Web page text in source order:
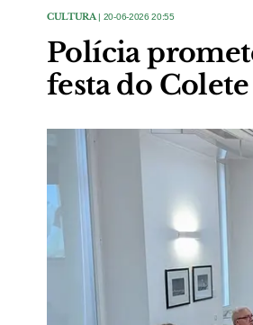
CULTURA | 20-06-2026 20:55
Polícia
festa do